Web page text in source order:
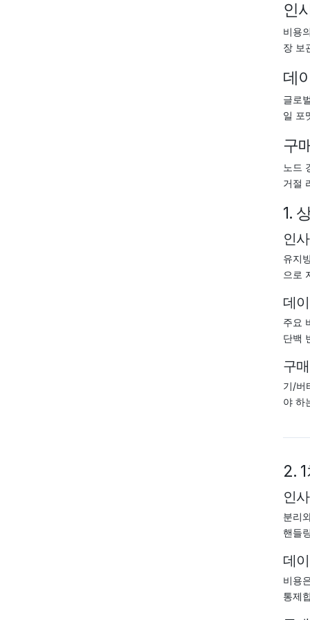
인
비용
장 보
데
글로
일 포
구
노드
거절
1.
인
유지
으로
데
주요
단백
구
기/버
야 하
2.
인
분리
핸들
데
비용
통제